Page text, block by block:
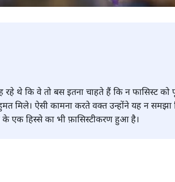
थे कि वे तो बस इतना चाहते हैं कि न फासिस्ट को
मिले। ऐसी कामना करते वक्त उन्होंने यह न
के एक हिस्से का भी फ़ासिस्टीकरण हुआ है।